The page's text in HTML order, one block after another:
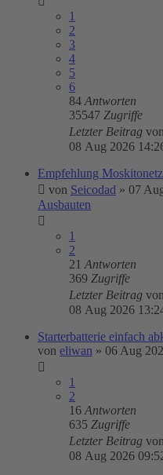
1
2
3
4
5
6
84 Antworten
35547 Zugriffe
Letzter Beitrag von
08 Aug 2026
Empfehlung
von Seicodad » 07
Ausbauten
1
2
21 Antworten
369 Zugriffe
Letzter Beitrag von
08 Aug 2026
Starterbatterie einfach
von eliwan » 06 Aug
1
2
16 Antworten
635 Zugriffe
Letzter Beitrag von
08 Aug 2026